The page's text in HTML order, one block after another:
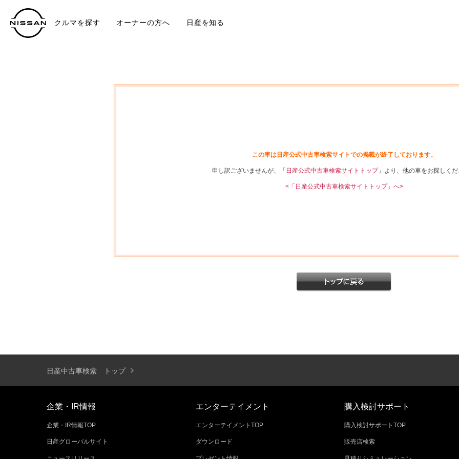
クルマを探す オーナーの方へ 日産を知る
この車は日産公式中古車検索サイトでの掲載が終了しております。
申し訳ございませんが、「 日産公式中古車検索サイトトップ」より、他の車をお探しくだ
<「日産公式中古車検索サイトトップ」へ>
日産中古車検索 トップ
企業・IR情報
企業・IR情報TOP
日産グローバルサイト
エンターテイメント
エンターテイメントTOP
ダウンロード
購入検討サポート
購入検討サポートTOP
販売店検索